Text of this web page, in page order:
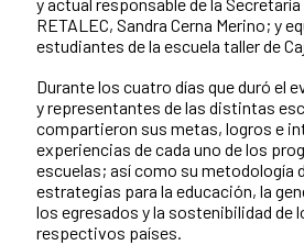
y actual responsable de la
RETALEC, Sandra Cerna Merino; y
estudiantes de la escuela taller de
Durante los cuatro días que duró el
y representantes de las distintas
compartieron sus metas, logros e
experiencias de cada uno de los
escuelas; así como su metodología
estrategias para la educación, la
los egresados y la sostenibilidad de
respectivos países.